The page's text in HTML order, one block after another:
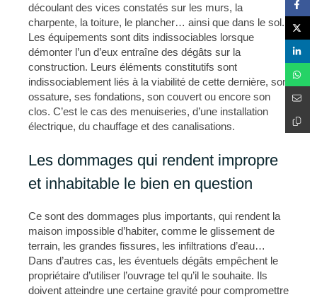
découlant des vices constatés sur les murs, la
charpente, la toiture, le plancher… ainsi que dans le sol.
Les équipements sont dits indissociables lorsque
démonter l’un d’eux entraîne des dégâts sur la
construction. Leurs éléments constitutifs sont
indissociablement liés à la viabilité de cette dernière, son
ossature, ses fondations, son couvert ou encore son
clos. C’est le cas des menuiseries, d’une installation
électrique, du chauffage et des canalisations.
Les dommages qui rendent impropre
et inhabitable le bien en question
Ce sont des dommages plus importants, qui rendent la
maison impossible d’habiter, comme le glissement de
terrain, les grandes fissures, les infiltrations d’eau…
Dans d’autres cas, les éventuels dégâts empêchent le
propriétaire d’utiliser l’ouvrage tel qu’il le souhaite. Ils
doivent atteindre une certaine gravité pour compromettre